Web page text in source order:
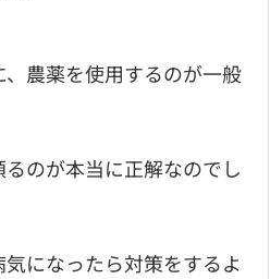
農薬を使用するのが一般
のが本当に正解なのでし
になったら対策をするよ